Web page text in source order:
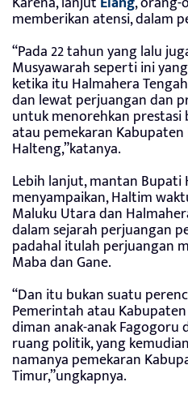
memberikan atensi, dalam
“Pada 22 tahun yang lalu
Musyawarah seperti ini
ketika itu Halmahera
dan lewat perjuangan dan
untuk menorehkan prestasi
atau pemekaran
Halteng,”katanya.
Lebih lanjut, mantan
menyampaikan, Haltim
Maluku Utara dan
dalam sejarah perjuangan
padahal itulah perjuangan
Maba dan Gane.
“Dan itu bukan suatu
Pemerintah atau
diman anak-anak
ruang politik, yang
namanya pemekaran
Timur,”ungkapnya.